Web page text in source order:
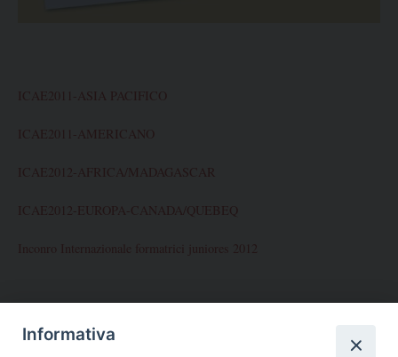
ICAE2011-ASIA PACIFICO
ICAE2011-AMERICANO
ICAE2012-AFRICA/MADAGASCAR
ICAE2012-EUROPA-CANADA/QUEBEQ
Inconro Internazionale formatrici juniores 2012
ARCHIVES
Informativa